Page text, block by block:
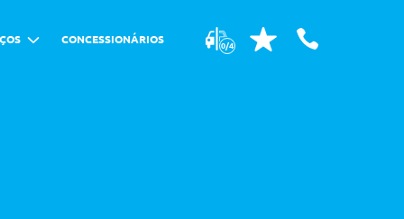
0/4
CONCESSIONÁRIOS